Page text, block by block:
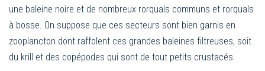
une baleine noire et de nombreux rorquals communs et rorquals
à bosse. On suppose que ces secteurs sont bien garnis en
zooplancton dont raffolent ces grandes baleines filtreuses, soit
du krill et des copépodes qui sont de tout petits crustacés.